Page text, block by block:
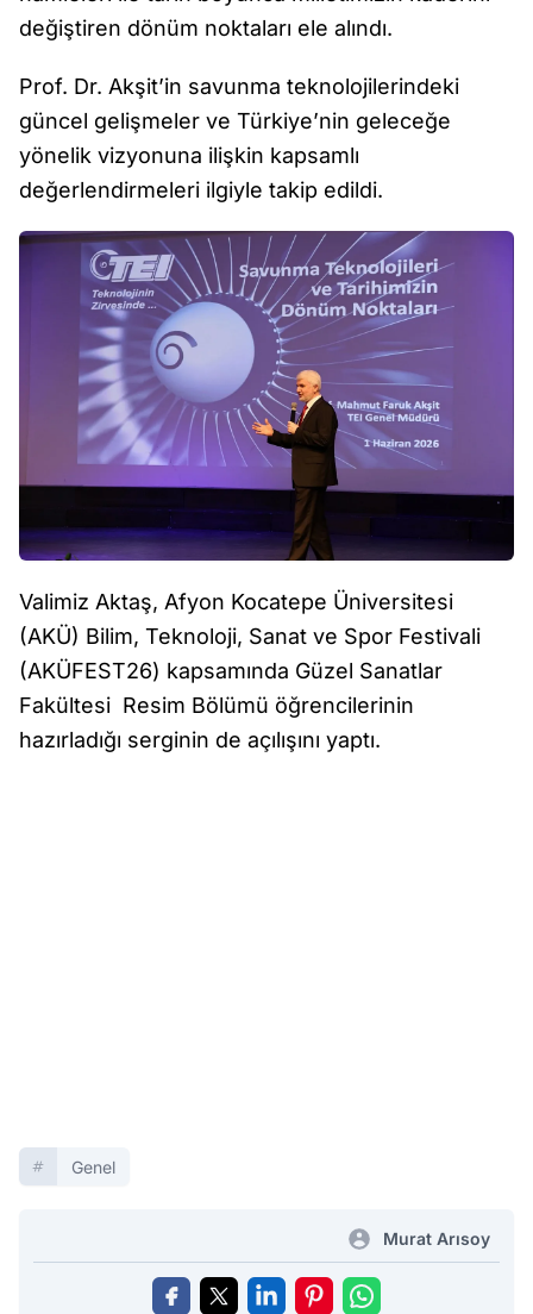
değiştiren dönüm noktaları ele alındı.
Prof. Dr. Akşit’in savunma teknolojilerindeki
güncel gelişmeler ve Türkiye’nin geleceğe
yönelik vizyonuna ilişkin kapsamlı
değerlendirmeleri ilgiyle takip edildi.
Valimiz Aktaş, Afyon Kocatepe Üniversitesi
(AKÜ) Bilim, Teknoloji, Sanat ve Spor Festivali
(AKÜFEST26) kapsamında Güzel Sanatlar
Fakültesi Resim Bölümü öğrencilerinin
hazırladığı serginin de açılışını yaptı.
Genel
Murat Arısoy